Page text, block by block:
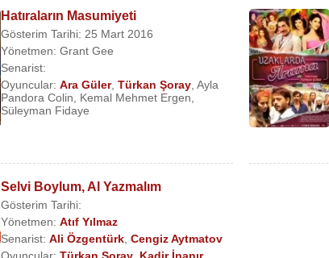
Hatıraların Masumiyeti
Gösterim Tarihi: 25 Mart 2016
Yönetmen: Grant Gee
Senarist:
Oyuncular: Ara Güler, Türkan Şoray Ayla
Pandora Colin
Kemal Mehmet Ergen
Süleyman Fidaye
Selvi Boylum, Al Yazmalım
Gösterim Tarihi:
Yönetmen: Atıf Yılmaz
Senarist: Ali Özgentürk Cengiz Aytmatov